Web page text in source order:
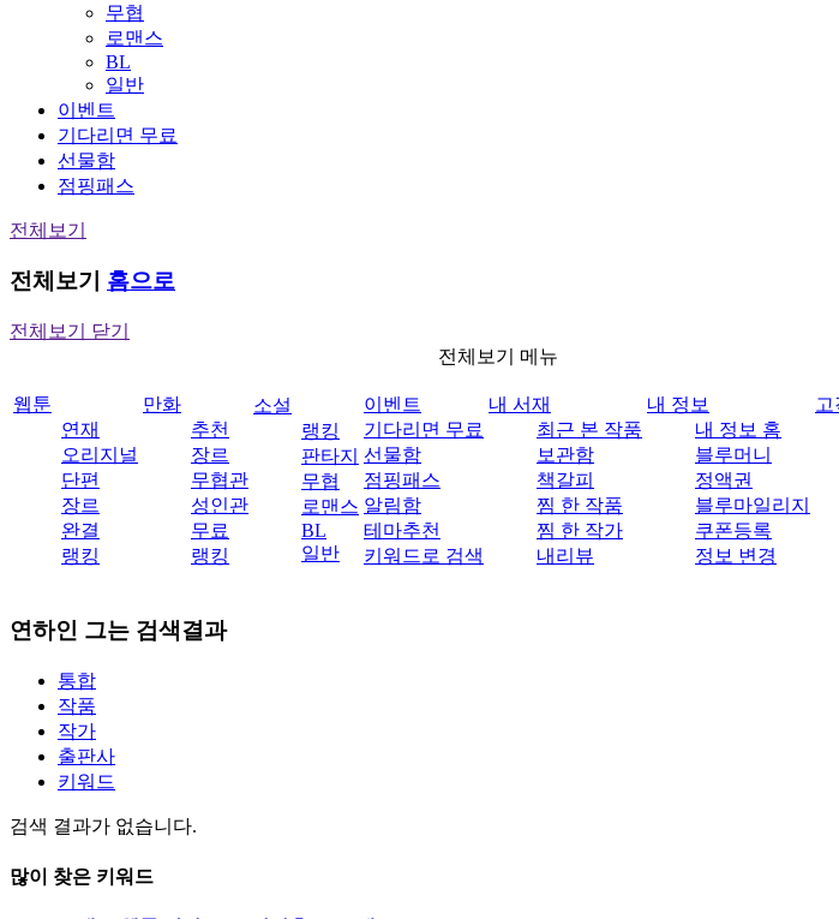
무협
로맨스
BL
일반
이벤트
기다리면 무료
선물함
점핑패스
전체보기
전체보기 홈으로
전체보기 닫기
전체보기 메뉴
웹툰
연재
오리지널
단편
장르
완결
랭킹
만화
추천
장르
무협관
성인관
무료
랭킹
소설
랭킹
판타지
무협
로맨스
BL
일반
이벤트
기다리면 무료
선물함
점핑패스
알림함
테마추천
키워드로 검색
내 서재
최근 본 작품
보관함
책갈피
찜 한 작품
찜 한 작가
내리뷰
내 정보
내 정보 홈
블루머니
정액권
블루마일리지
쿠폰등록
정보 변경
고
연하인 그는 검색결과
통합
작품
작가
출판사
키워드
검색 결과가 없습니다.
많이 찾은 키워드